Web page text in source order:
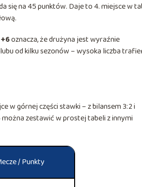
się na 45 punktów. Daje to 4. miejsce w
+6oznacza, że drużyna jest wyraźnie
od kilku sezonów – wysoka liczba
w górnej części stawki – z bilansem 3:2 i
zestawić w prostej tabeli z innymi
/ Punkty